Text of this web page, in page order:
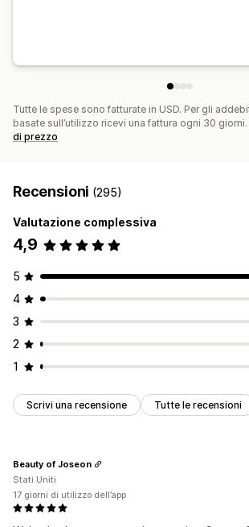
Tutte le spese sono fatturate in USD. Per gli
basate sull’utilizzo ricevi una fattura ogni 30 giorni.
di prezzo
Recensioni (295)
Valutazione complessiva
4,9
5
4
3
2
1
Scrivi una recensione Tutte le recensioni
Beauty of Joseon
Stati Uniti
17 giorni di utilizzo dell’app